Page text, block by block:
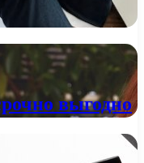
выгодно